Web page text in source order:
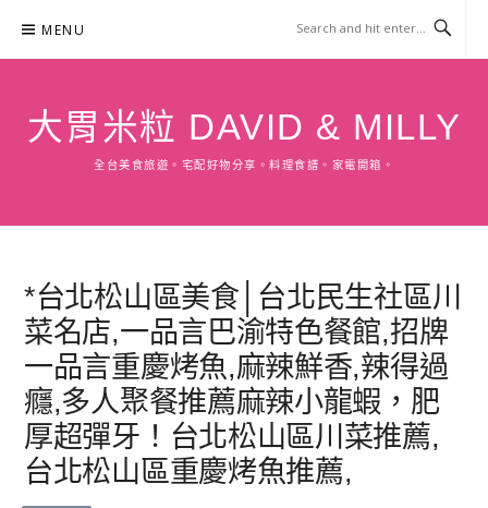
content
MENU
大胃米粒 DAVID & MILLY
全台美食旅遊。宅配好物分享。料理食譜。家電開箱。
*台北松山區美食│台北民生社區川
菜名店,一品言巴渝特色餐館,招牌
一品言重慶烤魚,麻辣鮮香,辣得過
癮,多人聚餐推薦麻辣小龍蝦，肥
厚超彈牙！台北松山區川菜推薦,
台北松山區重慶烤魚推薦,